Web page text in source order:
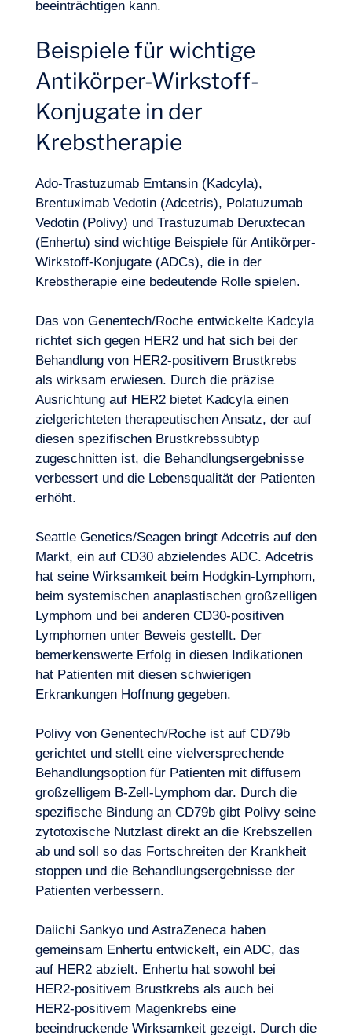
beeinträchtigen kann.
Beispiele für wichtige
Antikörper-Wirkstoff-
Konjugate in der
Krebstherapie
Ado-Trastuzumab Emtansin (Kadcyla),
Brentuximab Vedotin (Adcetris), Polatuzumab
Vedotin (Polivy) und Trastuzumab Deruxtecan
(Enhertu) sind wichtige Beispiele für Antikörper-
Wirkstoff-Konjugate (ADCs), die in der
Krebstherapie eine bedeutende Rolle spielen.
Das von Genentech/Roche entwickelte Kadcyla
richtet sich gegen HER2 und hat sich bei der
Behandlung von HER2-positivem Brustkrebs
als wirksam erwiesen. Durch die präzise
Ausrichtung auf HER2 bietet Kadcyla einen
zielgerichteten therapeutischen Ansatz, der auf
diesen spezifischen Brustkrebssubtyp
zugeschnitten ist, die Behandlungsergebnisse
verbessert und die Lebensqualität der Patienten
erhöht.
Seattle Genetics/Seagen bringt Adcetris auf den
Markt, ein auf CD30 abzielendes ADC. Adcetris
hat seine Wirksamkeit beim Hodgkin-Lymphom,
beim systemischen anaplastischen großzelligen
Lymphom und bei anderen CD30-positiven
Lymphomen unter Beweis gestellt. Der
bemerkenswerte Erfolg in diesen Indikationen
hat Patienten mit diesen schwierigen
Erkrankungen Hoffnung gegeben.
Polivy von Genentech/Roche ist auf CD79b
gerichtet und stellt eine vielversprechende
Behandlungsoption für Patienten mit diffusem
großzelligem B-Zell-Lymphom dar. Durch die
spezifische Bindung an CD79b gibt Polivy seine
zytotoxische Nutzlast direkt an die Krebszellen
ab und soll so das Fortschreiten der Krankheit
stoppen und die Behandlungsergebnisse der
Patienten verbessern.
Daiichi Sankyo und AstraZeneca haben
gemeinsam Enhertu entwickelt, ein ADC, das
auf HER2 abzielt. Enhertu hat sowohl bei
HER2-positivem Brustkrebs als auch bei
HER2-positivem Magenkrebs eine
beeindruckende Wirksamkeit gezeigt. Durch die